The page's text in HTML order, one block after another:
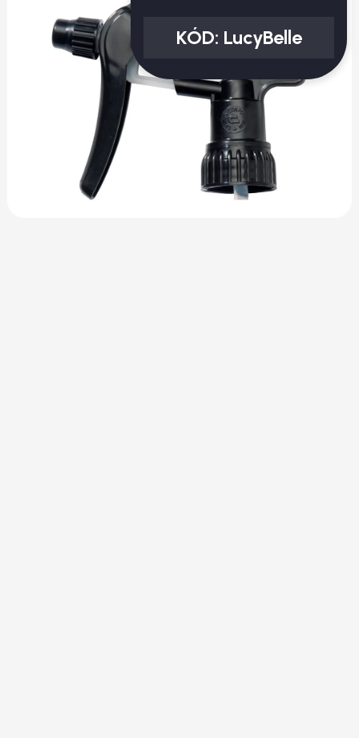
KÓD: LucyBelle